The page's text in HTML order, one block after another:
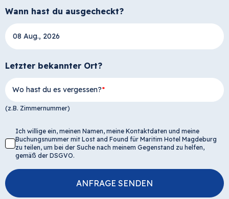
Wann hast du ausgecheckt?
Letzter bekannter Ort?
Wo hast du es vergessen?
(z.B. Zimmernummer)
Ich willige ein, meinen Namen, meine Kontaktdaten und meine
Buchungsnummer mit Lost and Found für Maritim Hotel Magdeburg
zu teilen, um bei der Suche nach meinem Gegenstand zu helfen,
gemäß der DSGVO.
ANFRAGE SENDEN